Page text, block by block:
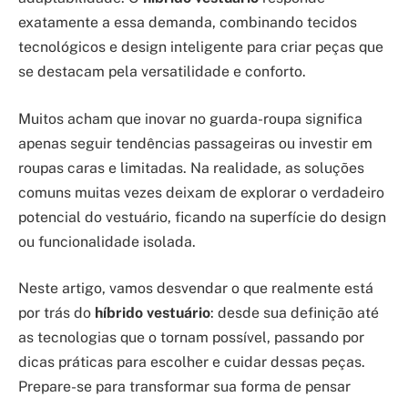
exatamente a essa demanda, combinando tecidos
tecnológicos e design inteligente para criar peças que
se destacam pela versatilidade e conforto.
Muitos acham que inovar no guarda-roupa significa
apenas seguir tendências passageiras ou investir em
roupas caras e limitadas. Na realidade, as soluções
comuns muitas vezes deixam de explorar o verdadeiro
potencial do vestuário, ficando na superfície do design
ou funcionalidade isolada.
Neste artigo, vamos desvendar o que realmente está
por trás do híbrido vestuário: desde sua definição até
as tecnologias que o tornam possível, passando por
dicas práticas para escolher e cuidar dessas peças.
Prepare-se para transformar sua forma de pensar